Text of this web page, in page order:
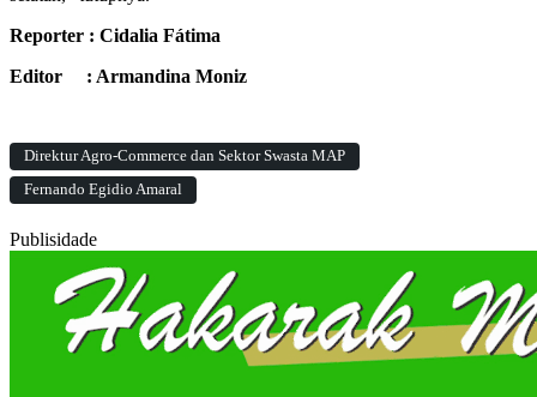
Reporter : Cidalia Fátima
Editor : Armandina Moniz
Direktur Agro-Commerce dan Sektor Swasta MAP
Fernando Egidio Amaral
Publisidade